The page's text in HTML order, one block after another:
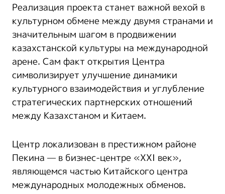
Реализация проекта станет важной вехой в
культурном обмене между двумя странами и
значительным шагом в продвижении
казахстанской культуры на международной
арене. Сам факт открытия Центра
символизирует улучшение динамики
культурного взаимодействия и углубление
стратегических партнерских отношений
между Казахстаном и Китаем.
Центр локализован в престижном районе
Пекина — в бизнес-центре «XXI век»,
являющемся частью Китайского центра
международных молодежных обменов.